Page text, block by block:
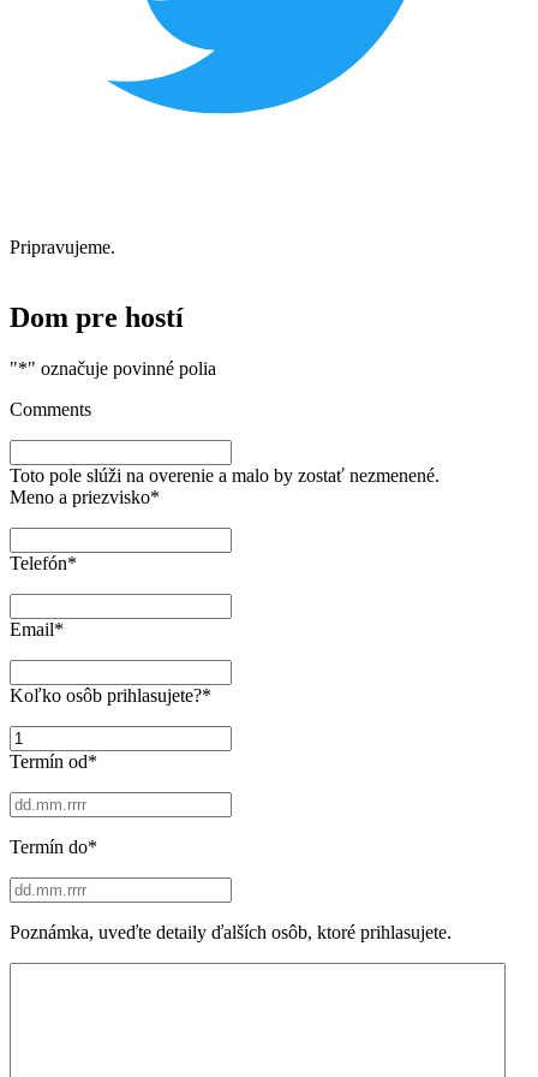
Pripravujeme.
Dom pre hostí
"*" označuje povinné polia
Comments
Toto pole slúži na overenie a malo by zostať nezmenené.
Meno a priezvisko*
Telefón*
Email*
Koľko osôb prihlasujete?*
Termín od*
D
o
k
Termín do*
D
Poznámka, uveďte detaily ďalších osôb, ktoré prihlasujete.